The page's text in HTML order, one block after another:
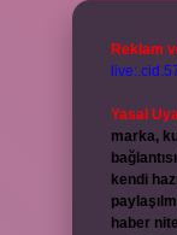
Reklam
Yasal
marka,
kendi
haber